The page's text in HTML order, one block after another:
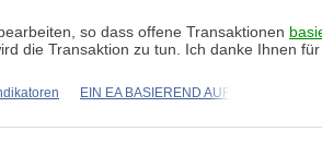
so dass offene Transaktionen
die Transaktion zu tun. Ich danke Ihnen
EIN EA BASIEREND AUF